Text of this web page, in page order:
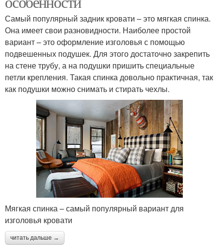
Самый популярный задник кровати – это мягкая спинка.
Она имеет свои разновидности. Наиболее простой
вариант – это оформление изголовья с помощью
подвешенных подушек. Для этого достаточно закрепить
на стене трубу, а на подушки пришить специальные
петли крепления. Такая спинка довольно практичная, так
как подушки можно снимать и стирать чехлы.
Мягкая спинка – самый популярный вариант для
изголовья кровати
читать дальше →